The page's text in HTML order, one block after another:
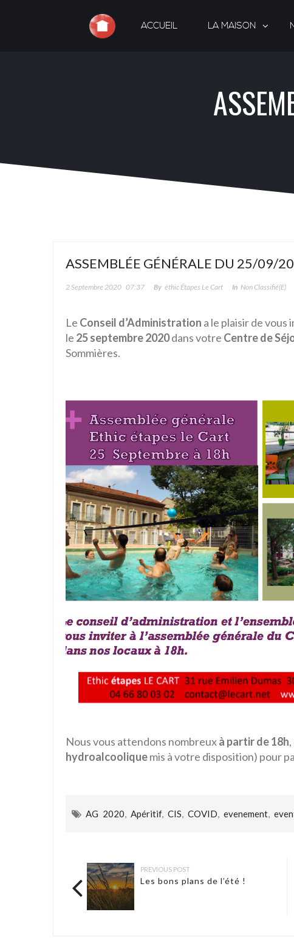
ACCUEIL LA MAISON
ASSEMBLÉE GÉNÉRALE DU 25/09/20
2 Septembre 2020 07:37 By Éthic Étapes Le Cart In Non Classifié(e)
Le Conseil d’Administration a le plaisir de vous
le 25 septembre 2020dans votre Centre de
Sommières.
Nous vous attendons nombreuxà partir de 18h
hydroalcooliquemis à votre disposition) pour
AG 2020, Apéritif, CIS, COVID, evenement,
PREVIOUS POST
Les bons plans de l’été !